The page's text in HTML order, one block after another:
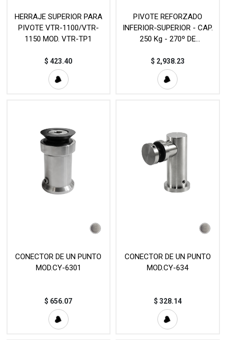
HERRAJE SUPERIOR PARA
PIVOTE VTR-1100/VTR-
1150 MOD. VTR-TP1
$423.40
PIVOTE REFORZADO
INFERIOR-SUPERIOR - CAP.
250 Kg - 270º DE
VTR-017
$ 2,938.23
CONECTOR DE UN PUNTO
MOD.CY-6301
$ 656.07
CONECTOR DE UN PUNTO
MOD.CY-634
$ 328.14